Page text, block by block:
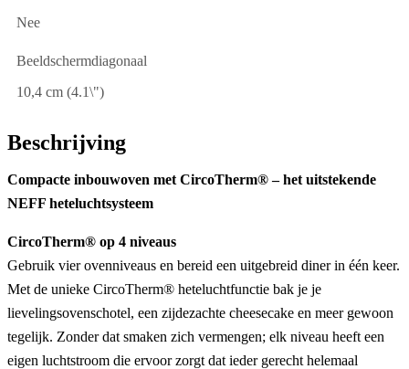
Nee
Beeldschermdiagonaal
10,4 cm (4.1\")
Beschrijving
Compacte inbouwoven met CircoTherm® – het uitstekende
NEFF heteluchtsysteem
CircoTherm® op 4 niveaus
Gebruik vier ovenniveaus en bereid een uitgebreid diner in één keer.
Met de unieke CircoTherm® heteluchtfunctie bak je je
lievelingsovenschotel, een zijdezachte cheesecake en meer gewoon
tegelijk. Zonder dat smaken zich vermengen; elk niveau heeft een
eigen luchtstroom die ervoor zorgt dat ieder gerecht helemaal